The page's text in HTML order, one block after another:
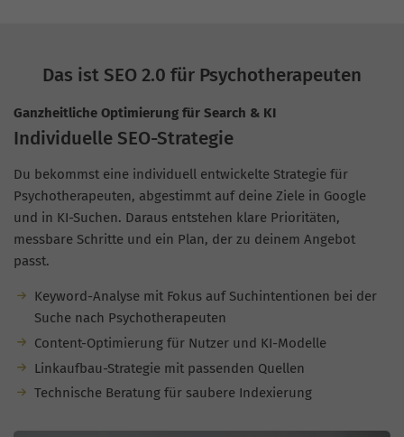
Das ist SEO 2.0 für Psychotherapeuten
Ganzheitliche Optimierung für Search & KI
Individuelle SEO-Strategie
Du bekommst eine individuell entwickelte Strategie für
Psychotherapeuten, abgestimmt auf deine Ziele in Google
und in KI-Suchen. Daraus entstehen klare Prioritäten,
messbare Schritte und ein Plan, der zu deinem Angebot
passt.
Keyword-Analyse mit Fokus auf Suchintentionen bei der
Suche nach Psychotherapeuten
Content-Optimierung für Nutzer und KI-Modelle
Linkaufbau-Strategie mit passenden Quellen
Technische Beratung für saubere Indexierung